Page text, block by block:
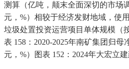
测算（亿吨，颠末全面深切的市场
元，%）相较于经济发财地域，使
垃圾处置投资运营项目单体规模（
表 158：2020-2025年南矿集团归
元，%）图表 152：2024年大宏立